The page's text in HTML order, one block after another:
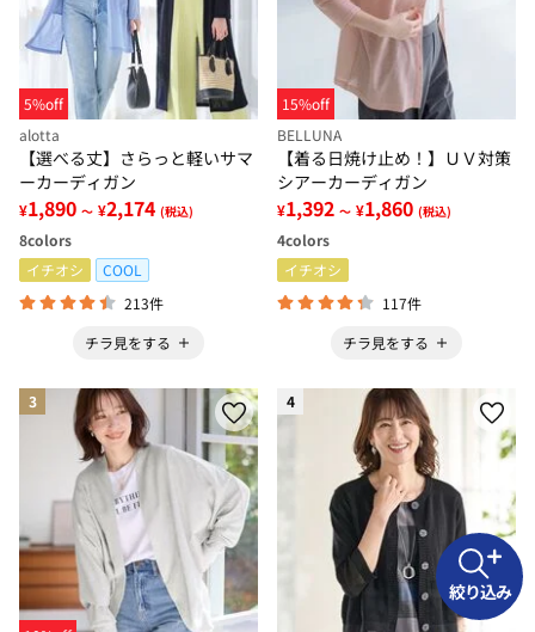
5%off
alotta
【選べる丈】さらっと軽いサマ
ーカーディガン
¥1,890 ～ ¥2,174 (税込)
8colors
イチオシ
COOL
213件
チラ見をする
15%off
BELLUNA
【着る日焼け止め！】ＵＶ対策
シアーカーディガン
¥1,392 ～ ¥1,860 (税込)
4colors
イチオシ
117件
チラ見をする
3 4
絞り込み